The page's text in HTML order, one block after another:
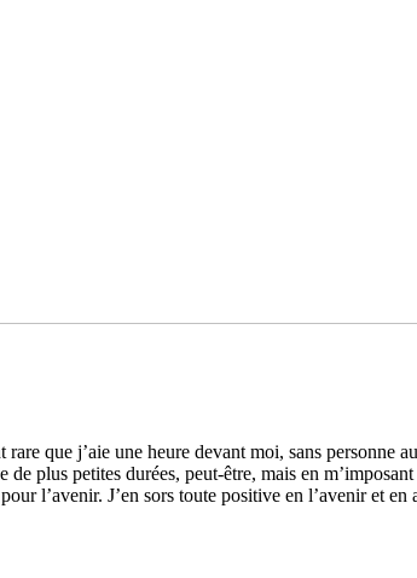
que j’aie une heure devant moi, sans per­­sonne
plus peti­­tes durées, peut-être, mais en
l’avenir. J’en sors toute posi­tive en l’avenir et